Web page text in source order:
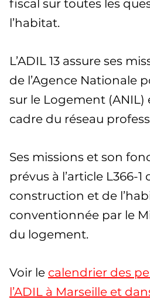
fiscal sur toutes les
l’habitat.
L’ADIL 13 assure ses
de l’Agence Nationale
sur le Logement (ANIL)
cadre du réseau
Ses missions et son
prévus à l’article L366-1
construction et de
conventionnée par le
du logement.
Voir le calendrier des
l’ADIL à Marseille et